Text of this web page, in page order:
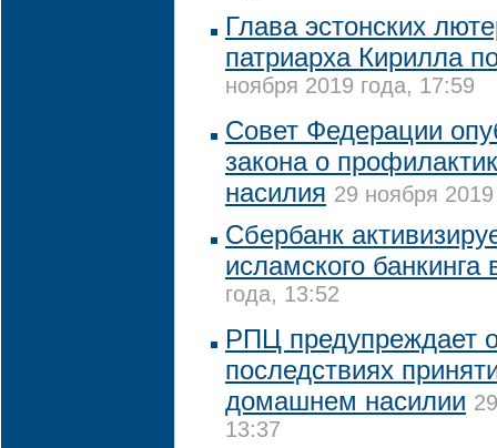
Глава эстонских
патриарха Кирилла
ноября 2019 года, 17:59
Совет Федерации
закона о
насилия 29 ноября
Сбербанк
исламского
года, 13:52
РПЦ предупреждает
последствиях
домашнем насилии
13:37